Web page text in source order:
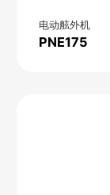
电动舷外机
PNE175